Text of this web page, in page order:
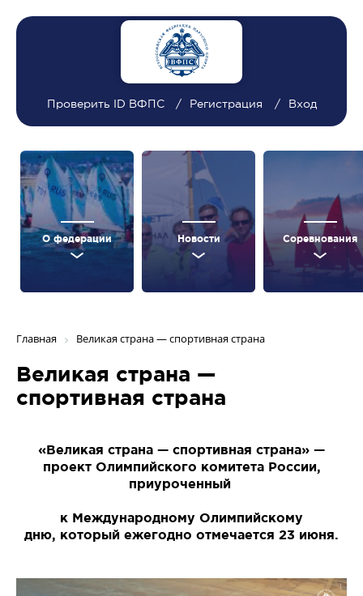
Проверить ID ВФПС Регистрация Вход
О федерации Новости Соревнования
Главная Великая страна — спортивная страна
Великая страна —
спортивная страна
«Великая страна — спортивная страна» —
проект Олимпийского комитета России,
приуроченный
к Международному Олимпийскому
дню, который ежегодно отмечается 23 июня.